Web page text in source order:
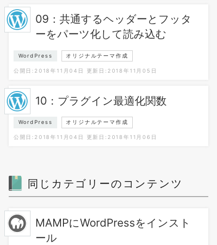
09：共通するヘッダーとフッタ
ーをパーツ化して読み込む
WordPress オリジナルテーマ作成
公開日:2018年11月04日 更新日:2018年11月05日
10：プラグイン最適化関数
WordPress オリジナルテーマ作成
公開日:2018年11月04日 更新日:2018年11月06日
同じカテゴリーのコンテンツ
MAMPにWordPressをインスト
ール